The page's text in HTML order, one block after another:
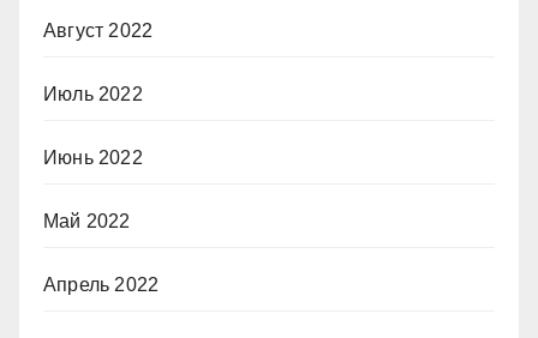
Август 2022
Июль 2022
Июнь 2022
Май 2022
Апрель 2022